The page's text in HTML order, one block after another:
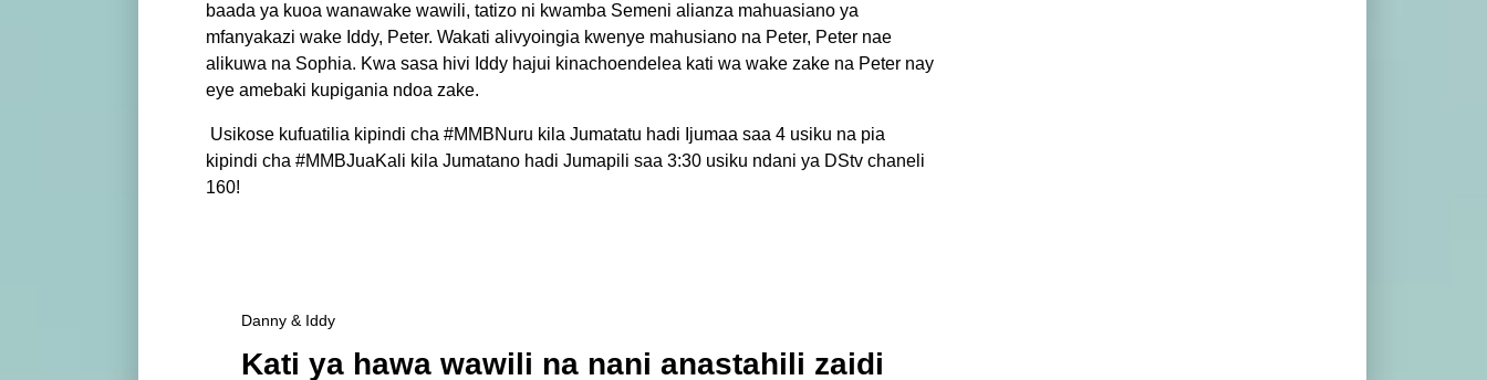
baada ya kuoa wanawake wawili, tatizo ni kwamba Semeni alianza mahuasiano ya
mfanyakazi wake Iddy, Peter. Wakati alivyoingia kwenye mahusiano na Peter, Peter nae
alikuwa na Sophia. Kwa sasa hivi Iddy hajui kinachoendelea kati wa wake zake na Peter nay
eye amebaki kupigania ndoa zake.
Usikose kufuatilia kipindi cha #MMBNuru kila Jumatatu hadi Ijumaa saa 4 usiku na pia
kipindi cha #MMBJuaKali kila Jumatano hadi Jumapili saa 3:30 usiku ndani ya DStv chaneli
160!
Danny & Iddy
Kati ya hawa wawili na nani anastahili zaidi